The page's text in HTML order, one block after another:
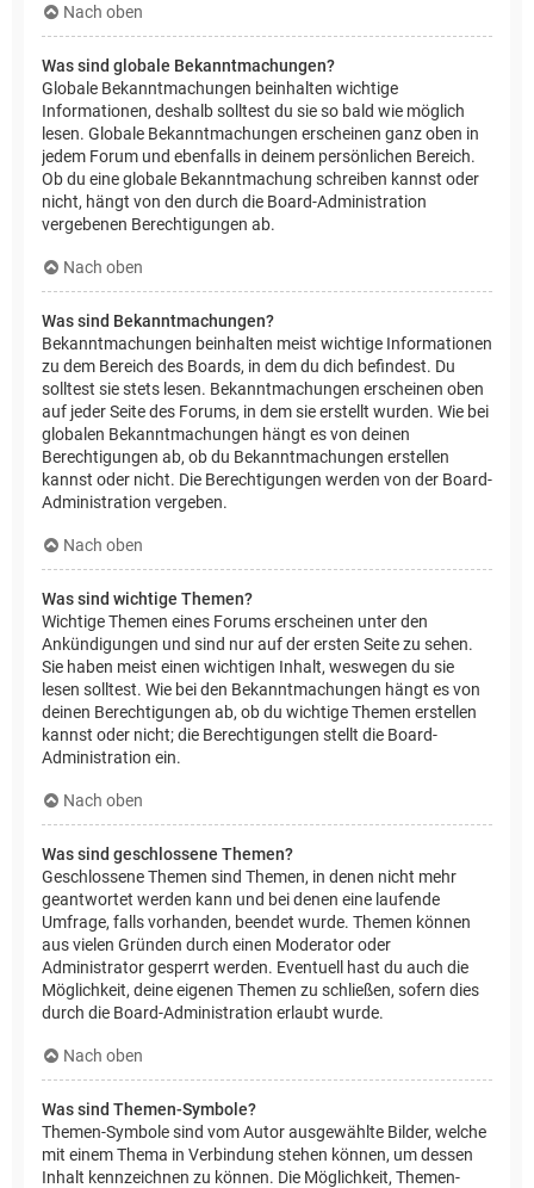
Nach oben
Was sind globale Bekanntmachungen?
Globale Bekanntmachungen beinhalten wichtige
Informationen, deshalb solltest du sie so bald wie möglich
lesen. Globale Bekanntmachungen erscheinen ganz oben in
jedem Forum und ebenfalls in deinem persönlichen Bereich.
Ob du eine globale Bekanntmachung schreiben kannst oder
nicht, hängt von den durch die Board-Administration
vergebenen Berechtigungen ab.
Nach oben
Was sind Bekanntmachungen?
Bekanntmachungen beinhalten meist wichtige Informationen
zu dem Bereich des Boards, in dem du dich befindest. Du
solltest sie stets lesen. Bekanntmachungen erscheinen oben
auf jeder Seite des Forums, in dem sie erstellt wurden. Wie bei
globalen Bekanntmachungen hängt es von deinen
Berechtigungen ab, ob du Bekanntmachungen erstellen
kannst oder nicht. Die Berechtigungen werden von der Board-
Administration vergeben.
Nach oben
Was sind wichtige Themen?
Wichtige Themen eines Forums erscheinen unter den
Ankündigungen und sind nur auf der ersten Seite zu sehen.
Sie haben meist einen wichtigen Inhalt, weswegen du sie
lesen solltest. Wie bei den Bekanntmachungen hängt es von
deinen Berechtigungen ab, ob du wichtige Themen erstellen
kannst oder nicht; die Berechtigungen stellt die Board-
Administration ein.
Nach oben
Was sind geschlossene Themen?
Geschlossene Themen sind Themen, in denen nicht mehr
geantwortet werden kann und bei denen eine laufende
Umfrage, falls vorhanden, beendet wurde. Themen können
aus vielen Gründen durch einen Moderator oder
Administrator gesperrt werden. Eventuell hast du auch die
Möglichkeit, deine eigenen Themen zu schließen, sofern dies
durch die Board-Administration erlaubt wurde.
Nach oben
Was sind Themen-Symbole?
Themen-Symbole sind vom Autor ausgewählte Bilder, welche
mit einem Thema in Verbindung stehen können, um dessen
Inhalt kennzeichnen zu können. Die Möglichkeit, Themen-